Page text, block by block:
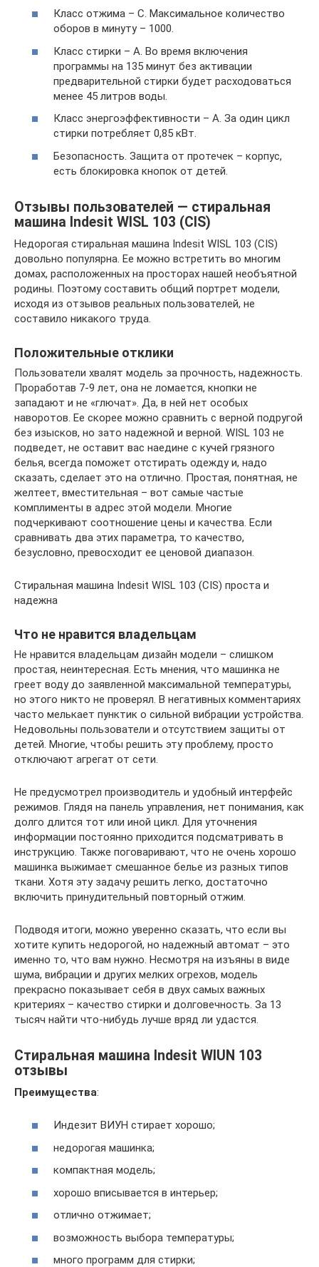
Класс отжима – С. Максимальное количество
оборов в минуту – 1000.
Класс стирки – А. Во время включения
программы на 135 минут без активации
предварительной стирки будет расходоваться
менее 45 литров воды.
Класс энергоэффективности – А. За один цикл
стирки потребляет 0,85 кВт.
Безопасность. Защита от протечек – корпус,
есть блокировка кнопок от детей.
Отзывы пользователей — стиральная
машина Indesit WISL 103 (CIS)
Недорогая стиральная машина Indesit WISL 103 (CIS)
довольно популярна. Ее можно встретить во многим
домах, расположенных на просторах нашей необъятной
родины. Поэтому составить общий портрет модели,
исходя из отзывов реальных пользователей, не
составило никакого труда.
Положительные отклики
Пользователи хвалят модель за прочность, надежность.
Проработав 7-9 лет, она не ломается, кнопки не
западают и не «глючат». Да, в ней нет особых
наворотов. Ее скорее можно сравнить с верной подругой
без изысков, но зато надежной и верной. WISL 103 не
подведет, не оставит вас наедине с кучей грязного
белья, всегда поможет отстирать одежду и, надо
сказать, сделает это на отлично. Простая, понятная, не
желтеет, вместительная – вот самые частые
комплименты в адрес этой модели. Многие
подчеркивают соотношение цены и качества. Если
сравнивать два этих параметра, то качество,
безусловно, превосходит ее ценовой диапазон.
Стиральная машина Indesit WISL 103 (CIS) проста и
надежна
Что не нравится владельцам
Не нравится владельцам дизайн модели – слишком
простая, неинтересная. Есть мнения, что машинка не
греет воду до заявленной максимальной температуры,
но этого никто не проверял. В негативных комментариях
часто мелькает пунктик о сильной вибрации устройства.
Недовольны пользователи и отсутствием защиты от
детей. Многие, чтобы решить эту проблему, просто
отключают агрегат от сети.
Не предусмотрел производитель и удобный интерфейс
режимов. Глядя на панель управления, нет понимания, как
долго длится тот или иной цикл. Для уточнения
информации постоянно приходится подсматривать в
инструкцию. Также поговаривают, что не очень хорошо
машинка выжимает смешанное белье из разных типов
ткани. Хотя эту задачу решить легко, достаточно
включить принудительный повторный отжим.
Подводя итоги, можно уверенно сказать, что если вы
хотите купить недорогой, но надежный автомат – это
именно то, что вам нужно. Несмотря на изъяны в виде
шума, вибрации и других мелких огрехов, модель
прекрасно показывает себя в двух самых важных
критериях – качество стирки и долговечность. За 13
тысяч найти что-нибудь лучше вряд ли удастся.
Стиральная машина Indesit WIUN 103
отзывы
Преимущества:
Индезит ВИУН стирает хорошо;
недорогая машинка;
компактная модель;
хорошо вписывается в интерьер;
отлично отжимает;
возможность выбора температуры;
много программ для стирки;